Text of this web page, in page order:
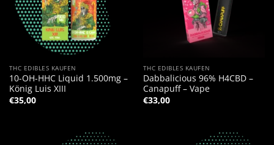
THC EDIBLES KAUFEN
10-OH-HHC Liquid 1.500mg –
König Luis XIII
€35,00
THC EDIBLES KAUFEN
Dabbalicious 96% H4CBD –
Canapuff – Vape
€33,00